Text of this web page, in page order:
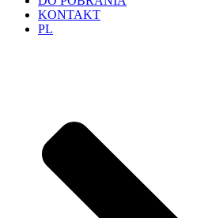
KONTAKT
PL